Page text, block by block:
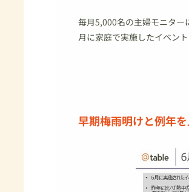
毎月5,000名の主婦モニター
月に家庭で実施したイベン
早期梅雨明けと例年